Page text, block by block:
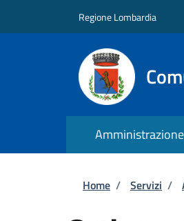
Regione Lombardia
Amministrazione
Briciole
Home / Servizi /